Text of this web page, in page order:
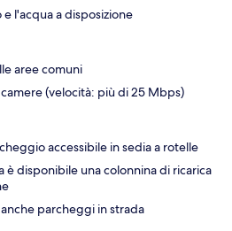
l'acqua a disposizione
aree comuni
(velocità: più di 25 Mbps)
accessibile in sedia a rotelle
è disponibile una colonnina di ricarica
parcheggi in strada